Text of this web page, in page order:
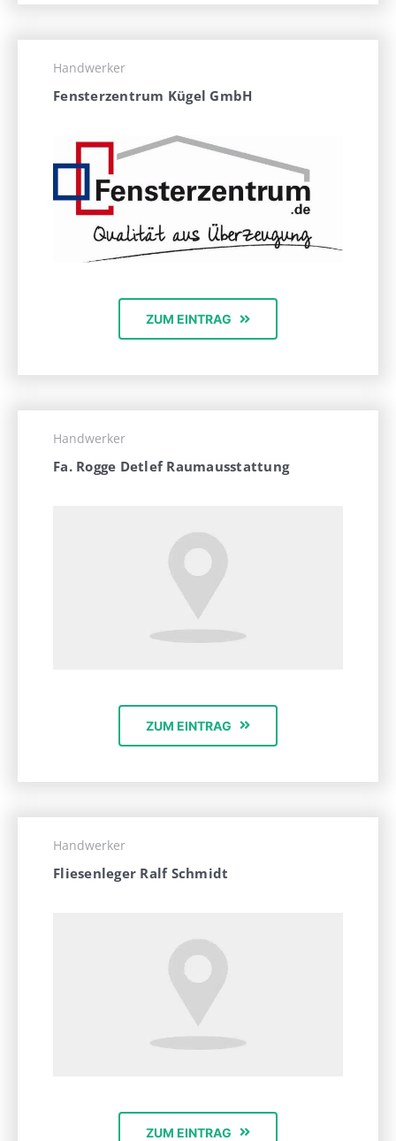
Handwerker
Fensterzentrum Kügel GmbH
ZUM EINTRAG
Handwerker
Fa. Rogge Detlef Raumausstattung
ZUM EINTRAG
Handwerker
Fliesenleger Ralf Schmidt
ZUM EINTRAG